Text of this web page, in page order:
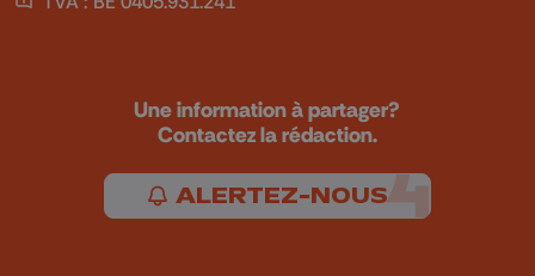
Une information à partager?
Contactez la rédaction.
ALERTEZ-NOUS